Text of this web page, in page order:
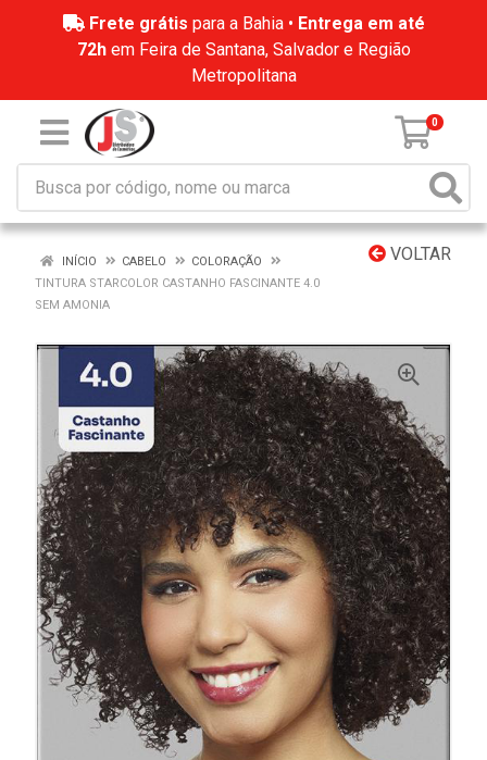
Frete grátis para a Bahia • Entrega em até
72hem Feira de Santana, Salvador e Região
Metropolitana
0
VOLTAR
INÍCIO CABELO
COLORAÇÃO
TINTURA STARCOLOR CASTANHO FASCINANTE 4.0
SEM AMONIA